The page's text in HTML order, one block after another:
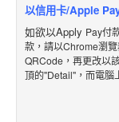
以信用卡/Apple
如欲以Apply Pay付
款，請以Chrome瀏
QRCode，再更改以
頂的"Detail"，而電腦